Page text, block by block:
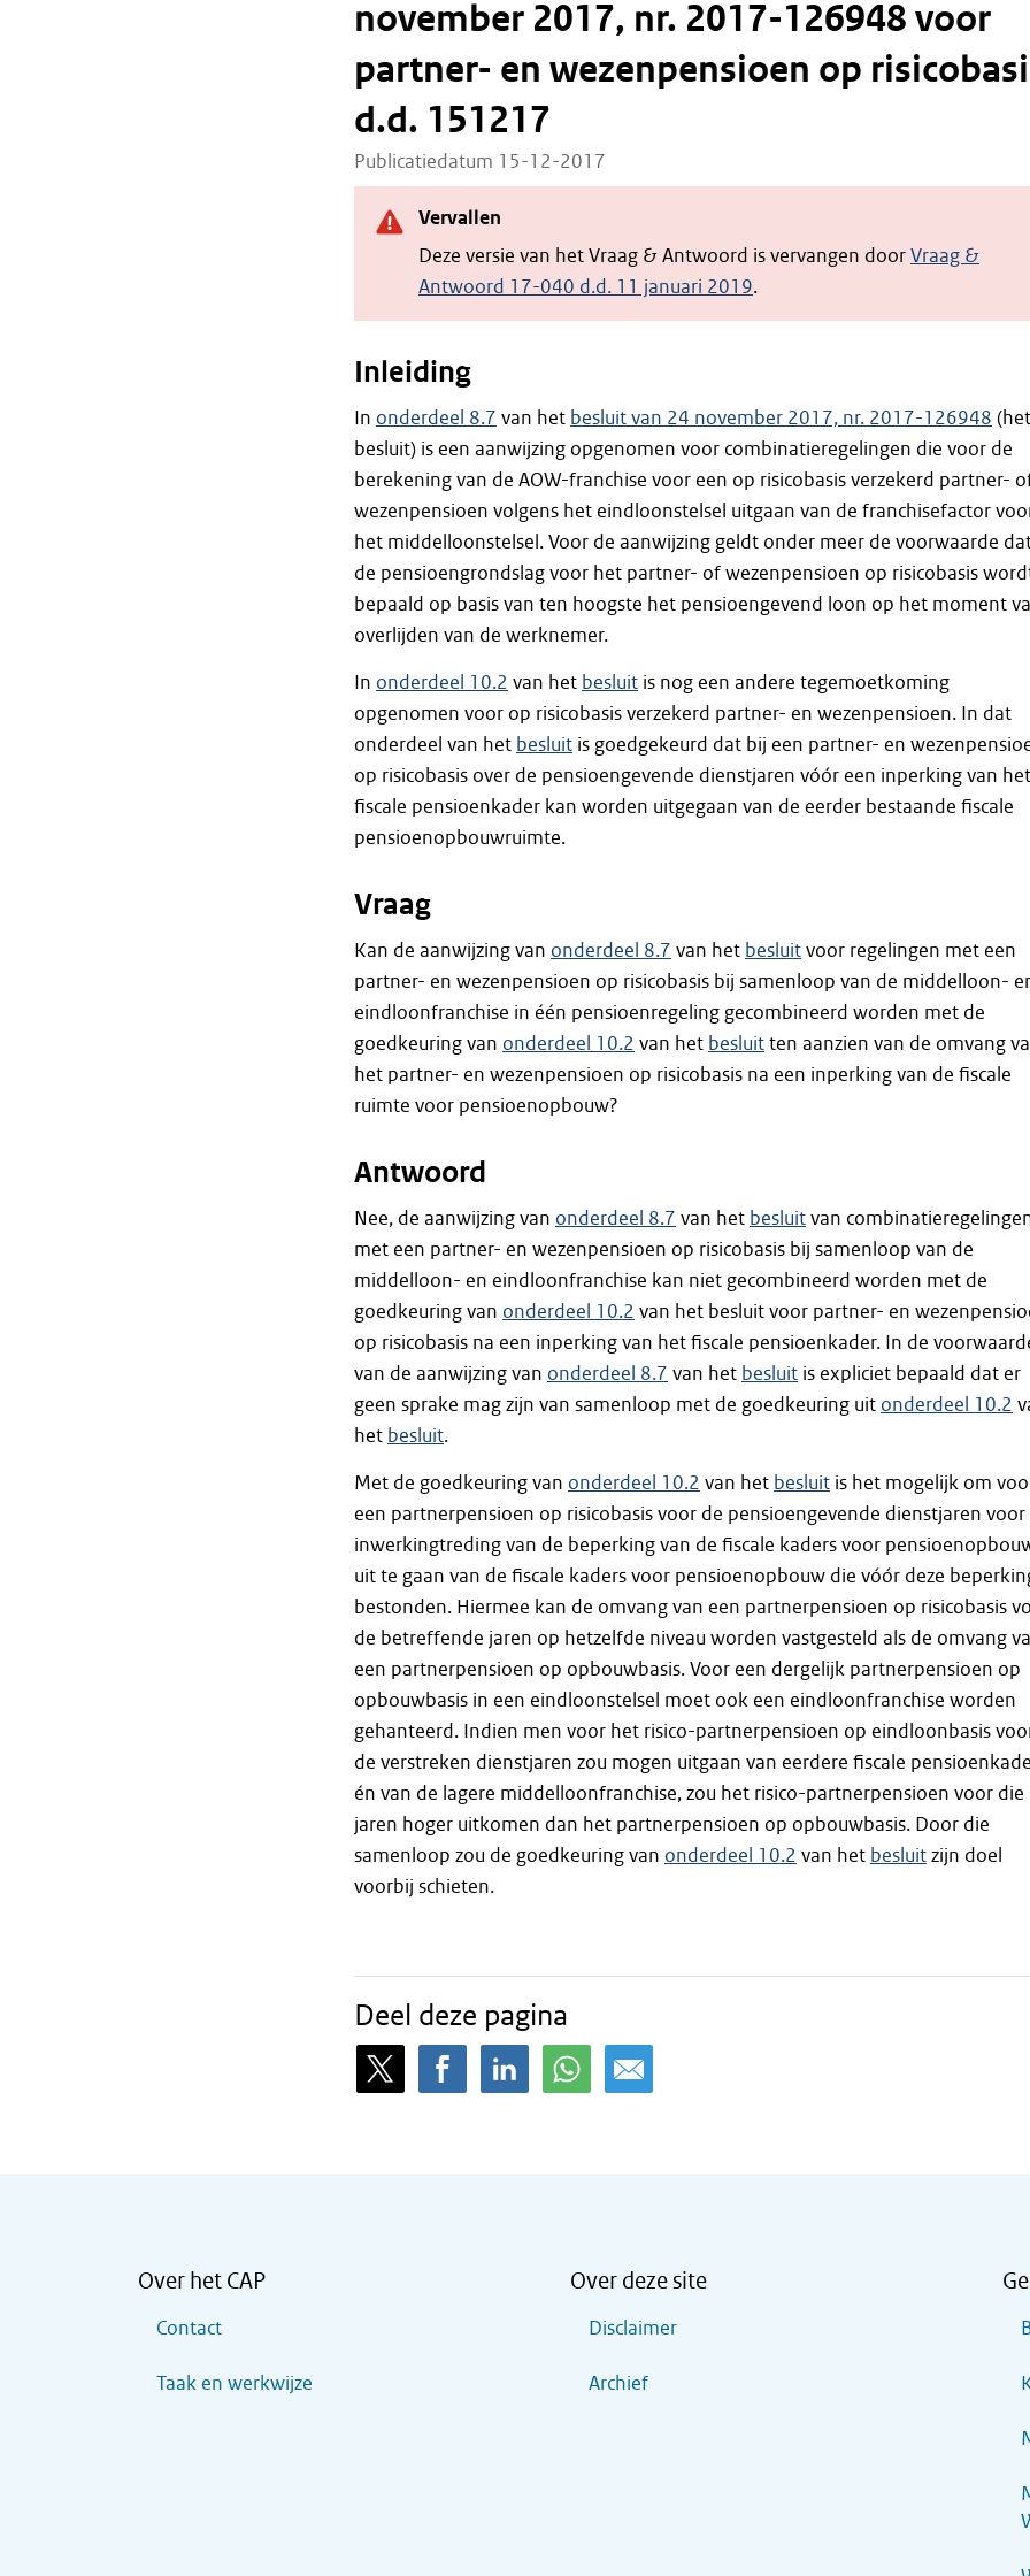
november 2017, nr. 2017-126948 voor
partner- en wezenpensioen op
d.d. 151217
Publicatiedatum 15-12-2017
Vervallen
Deze versie van het Vraag & Antwoord is vervangen doorVraag &
Antwoord 17-040 d.d. 11 januari 2019.
Inleiding
In onderdeel 8.7 van het besluit van 24 november 2017, nr. 2017-126948 (het
besluit) is een aanwijzing opgenomen voor combinatieregelingen die voor de
berekening van de AOW-franchise voor een op risicobasis verzekerd partner-
wezenpensioen volgens het eindloonstelsel uitgaan van de franchisefactor
het middelloonstelsel. Voor de aanwijzing geldt onder meer de voorwaarde
de pensioengrondslag voor het partner- of wezenpensioen op risicobasis
bepaald op basis van ten hoogste het pensioengevend loon op het moment
overlijden van de werknemer.
In onderdeel 10.2 van het besluitis nog een andere tegemoetkoming
opgenomen voor op risicobasis verzekerd partner- en wezenpensioen. In dat
onderdeel van het besluitis goedgekeurd dat bij een partner- en
op risicobasis over de pensioengevende dienstjaren vóór een inperking van het
fiscale pensioenkader kan worden uitgegaan van de eerder bestaande fiscale
pensioenopbouwruimte.
Vraag
Kan de aanwijzing van onderdeel 8.7 van het besluitvoor regelingen met een
partner- en wezenpensioen op risicobasis bij samenloop van de middelloon-
eindloonfranchise in één pensioenregeling gecombineerd worden met de
goedkeuring van onderdeel 10.2 van het besluitten aanzien van de omvang
het partner- en wezenpensioen op risicobasis na een inperking van de fiscale
ruimte voor pensioenopbouw?
Antwoord
Nee, de aanwijzing van onderdeel 8.7 van het besluitvan
met een partner- en wezenpensioen op risicobasis bij samenloop van de
middelloon- en eindloonfranchise kan niet gecombineerd worden met de
goedkeuring van onderdeel 10.2 van het besluit voor partner- en
op risicobasis na een inperking van het fiscale pensioenkader. In de
van de aanwijzing van onderdeel 8.7 van het besluitis expliciet bepaald dat er
geen sprake mag zijn van samenloop met de goedkeuring uit onderdeel 10.2
het besluit.
Met de goedkeuring van onderdeel 10.2 van het besluitis het mogelijk om
een partnerpensioen op risicobasis voor de pensioengevende dienstjaren voor
inwerkingtreding van de beperking van de fiscale kaders voor
uit te gaan van de fiscale kaders voor pensioenopbouw die vóór deze
bestonden. Hiermee kan de omvang van een partnerpensioen op risicobasis
de betreffende jaren op hetzelfde niveau worden vastgesteld als de omvang
een partnerpensioen op opbouwbasis. Voor een dergelijk partnerpensioen op
opbouwbasis in een eindloonstelsel moet ook een eindloonfranchise worden
gehanteerd. Indien men voor het risico-partnerpensioen op eindloonbasis
de verstreken dienstjaren zou mogen uitgaan van eerdere fiscale
én van de lagere middelloonfranchise, zou het risico-partnerpensioen voor die
jaren hoger uitkomen dan het partnerpensioen op opbouwbasis. Door die
samenloop zou de goedkeuring van onderdeel 10.2 van het besluitzijn doel
voorbij schieten.
Deel deze pagina
Over het CAP
Contact
Taak en werkwijze
Over deze site
Disclaimer
Archief